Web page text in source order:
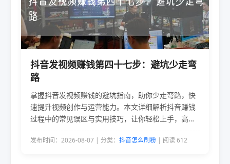
抖音发视频赚钱第四十七步：避坑少走弯
路
掌握抖音发视频赚钱的避坑指南，助你少走弯路，快
速提升视频创作与运营能力。本文详细解析抖音赚钱
过程中的常见误区与实用技巧，让你轻松上手，高效
发布时间：2026-08-07 | 分类： 抖音怎么刷粉 | 阅读 612